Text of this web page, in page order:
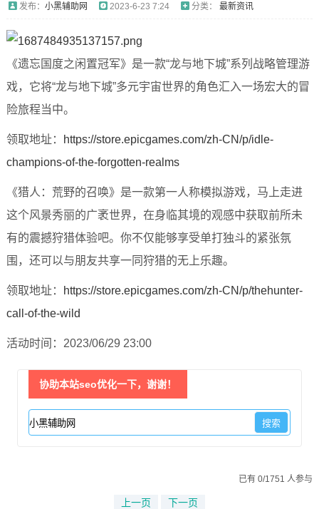
站内公告
发布： 小黑辅助网 2023-6-23 7:24 分类： 最新资讯
《遗忘国度之闲置冠军》是一款“龙与地下城”系列战略管理游
戏，它将“龙与地下城”多元宇宙世界的角色汇入一场宏大的冒
险旅程当中。
领取地址：
https://store.epicgames.com/zh-CN/p/idle-
champions-of-the-forgotten-realms
《猎人：荒野的召唤》是一款第一人称模拟游戏，马上走进
这个风景秀丽的广袤世界，在身临其境的观感中获取前所未
有的震撼狩猎体验吧。你不仅能够享受单打独斗的紧张氛
围，还可以与朋友共享一同狩猎的无上乐趣。
领取地址：
https://store.epicgames.com/zh-CN/p/thehunter-
call-of-the-wild
活动时间：2023/06/29 23:00
协助本站seo优化一下，谢谢！
已有 0/1751 人参与
上一页 下一页